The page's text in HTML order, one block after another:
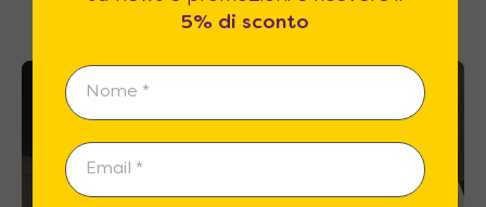
A partire da5.540 €
A casa tua in 43~49 giorni
5% di sconto